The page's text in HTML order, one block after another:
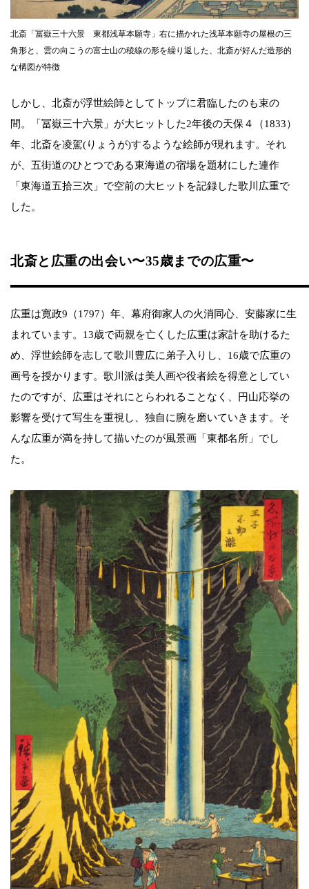
北斎「冨嶽三十六景 東都浅草本願寺」右に描かれた浅草本願寺の屋根の三
角形と、雲の向こうの富士山の稜線の形を繰り返した、北斎が好んだ造形的
な構図が特徴
しかし、北斎が浮世絵師としてトップに君臨したのも束の
間。「冨嶽三十六景」が大ヒットした2年後の天保４（1833）
年、北斎を凌駕(りょうが)するような絵師が現れます。それ
が、五街道のひとつである東海道の宿場を題材にした連作
「東海道五拾三次」で空前の大ヒットを記録した歌川広重で
した。
北斎と広重の出会い〜35歳までの広重〜
広重は寛政9（1797）年、幕府御家人の火消同心、安藤家に生
まれています。13歳で両親を亡くした広重は家計を助けるた
め、浮世絵師を志して歌川豊広に弟子入りし、16歳で広重の
画号を授かります。歌川派は美人画や役者絵を得意としてい
たのですが、広重はそれにとらわれることなく、円山応挙の
影響を受けて写生を重視し、独自に腕を磨いていきます。そ
んな広重が満を持して描いたのが風景画「東都名所」でし
た。